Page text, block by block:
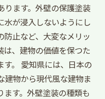
ります。外壁の保護塗装
水が浸入しないようにし
防止など、大変なメリッ
は、建物の価値を保つた
す。 愛知県には、日本の
建物から現代風な建物ま
す。外壁塗装の種類も